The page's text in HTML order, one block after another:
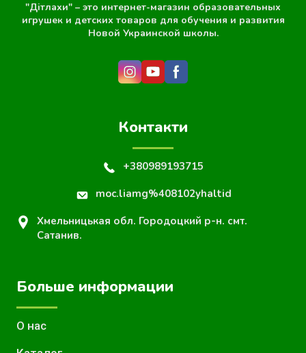
"Дітлахи" – это интернет-магазин образовательных
игрушек и детских товаров для обучения и развития
Новой Украинской школы.
Контакти
+380989193715
moc.liamg%408102yhaltid
Хмельницькая обл. Городоцкий р-н. смт.
Сатанив.
Больше информации
О нас